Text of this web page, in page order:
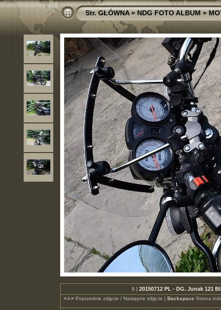
Str. GŁÓWNA»NDG FOTO ALBUM»
6 | 20150712 PL - DG. Junak 121
<-/->Poprzednie zdjęcie / Następne zdjęcie | Backspace Strona